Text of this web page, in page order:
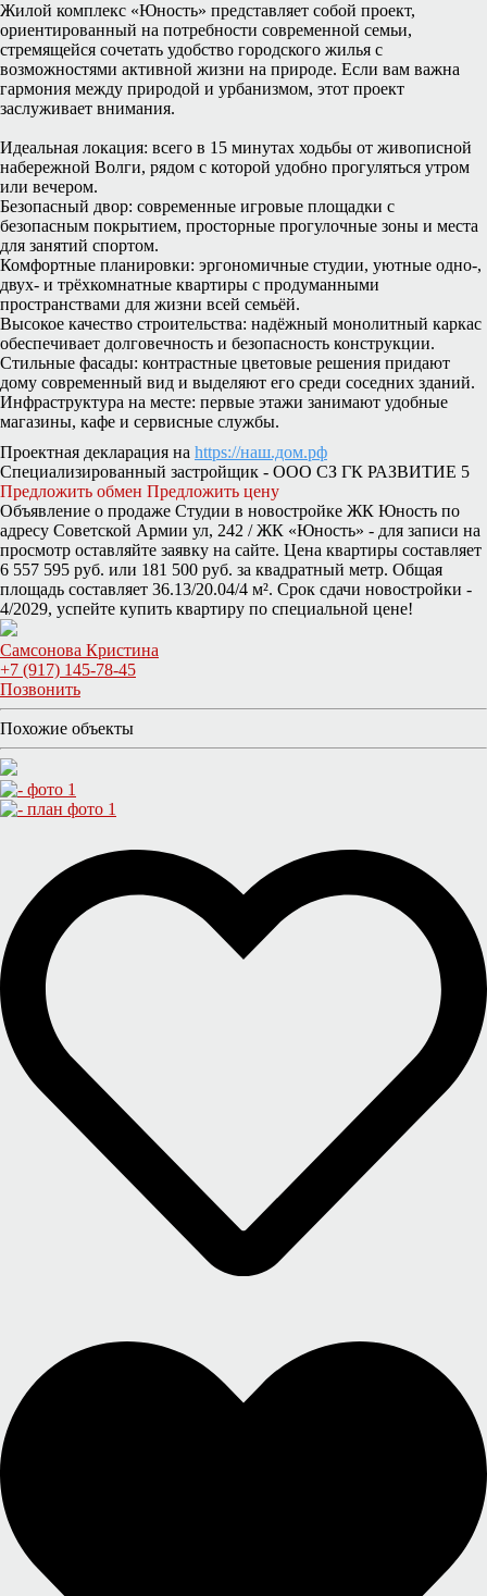
Жилой комплекс «Юность» представляет собой проект,
ориентированный на потребности современной семьи,
стремящейся сочетать удобство городского жилья с
возможностями активной жизни на природе. Если вам важна
гармония между природой и урбанизмом, этот проект
заслуживает внимания.
Идеальная локация: всего в 15 минутах ходьбы от живописной
набережной Волги, рядом с которой удобно прогуляться утром
или вечером.
Безопасный двор: современные игровые площадки с
безопасным покрытием, просторные прогулочные зоны и места
для занятий спортом.
Комфортные планировки: эргономичные студии, уютные одно-,
двух- и трёхкомнатные квартиры с продуманными
пространствами для жизни всей семьёй.
Высокое качество строительства: надёжный монолитный каркас
обеспечивает долговечность и безопасность конструкции.
Стильные фасады: контрастные цветовые решения придают
дому современный вид и выделяют его среди соседних зданий.
Инфраструктура на месте: первые этажи занимают удобные
магазины, кафе и сервисные службы.
Проектная декларация на https://наш.дом.рф
Специализированный застройщик - ООО СЗ ГК РАЗВИТИЕ 5
Предложить обмен Предложить цену
Объявление о продаже Студии в новостройке ЖК Юность по
адресу Советской Армии ул, 242 / ЖК «Юность» - для записи на
просмотр оставляйте заявку на сайте. Цена квартиры составляет
6 557 595 руб. или 181 500 руб. за квадратный метр. Общая
площадь составляет 36.13/20.04/4 м². Срок сдачи новостройки -
4/2029, успейте купить квартиру по специальной цене!
Самсонова Кристина
+7 (917) 145-78-45
Позвонить
Похожие объекты